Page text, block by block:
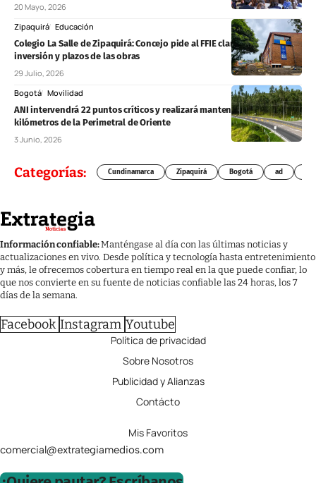
20 Mayo, 2026
Zipaquirá Educación
Colegio La Salle de Zipaquirá: Concejo pide al FFIE claridad sobre
inversión y plazos de las obras
29 Julio, 2026
Bogotá Movilidad
ANI intervendrá 22 puntos críticos y realizará mantenimiento en 60
kilómetros de la Perimetral de Oriente
3 Junio, 2026
Categorías: Cundinamarca Zipaquirá Bogotá ad
Información confiable:Manténgase al día con las últimas noticias y
actualizaciones en vivo. Desde política y tecnología hasta entretenimiento
y más, le ofrecemos cobertura en tiempo real en la que puede confiar, lo
que nos convierte en su fuente de noticias confiable las 24 horas, los 7
días de la semana.
Facebook Instagram Youtube
Política de privacidad
Sobre Nosotros
Publicidad y Alianzas
Contácto
Mis Favoritos
comercial@extrategiamedios.com